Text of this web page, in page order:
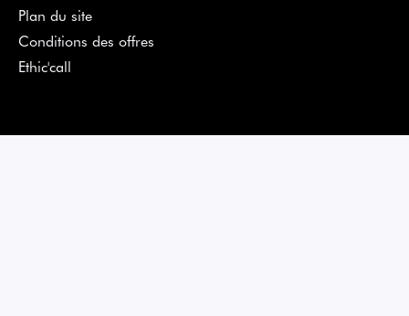
Plan du site
Conditions des offres
Ethic'call